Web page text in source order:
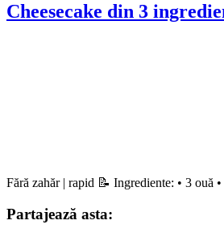
Cheesecake din 3
Fără zahăr | rapid 📝 Ingrediente: • 3 ouă
Partajează asta: